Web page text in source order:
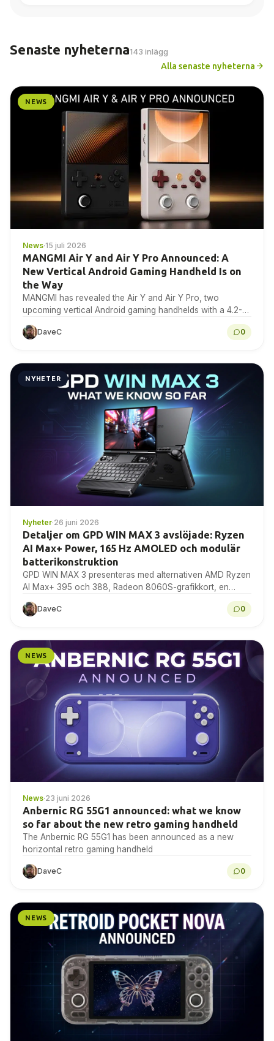
Senaste nyheterna143 inlägg
Alla senaste nyheterna
NEWS
News·15 juli 2026
MANGMI Air Y and Air Y Pro Announced: A
New Vertical Android Gaming Handheld Is on
the Way
MANGMI has revealed the Air Y and Air Y Pro, two
upcoming vertical Android gaming handhelds with a 4.2-
DaveC 0
NYHETER
Nyheter·26 juni 2026
Detaljer om GPD WIN MAX 3 avslöjade: Ryzen
AI Max+ Power, 165 Hz AMOLED och modulär
batterikonstruktion
GPD WIN MAX 3 presenteras med alternativen AMD Ryzen
AI Max+ 395 och 388, Radeon 8060S-grafikkort, en
9,06-tums AMOLED-skärm med 165 Hz, modulärt batteri...
DaveC 0
NEWS
News·23 juni 2026
Anbernic RG 55G1 announced: what we know
so far about the new retro gaming handheld
The Anbernic RG 55G1 has been announced as a new
horizontal retro gaming handheld
DaveC 0
NEWS